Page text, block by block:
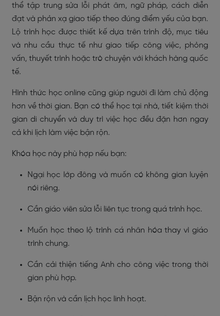
thể tập trung sửa lỗi phát âm, ngữ pháp, cách diễn
đạt và phản xạ giao tiếp theo đúng điểm yếu của bạn.
Lộ trình học được thiết kế dựa trên trình độ, mục tiêu
và nhu cầu thực tế như giao tiếp công việc, phỏng
vấn, thuyết trình hoặc trò chuyện với khách hàng quốc
tế.
Hình thức học online cũng giúp người đi làm chủ động
hơn về thời gian. Bạn có thể học tại nhà, tiết kiệm thời
gian di chuyển và duy trì việc học đều đặn hơn ngay
cả khi lịch làm việc bận rộn.
Khóa học này phù hợp nếu bạn:
Ngại học lớp đông và muốn có không gian luyện
nói riêng.
Cần giáo viên sửa lỗi liên tục trong quá trình học.
Muốn học theo lộ trình cá nhân hóa thay vì giáo
trình chung.
Cần cải thiện tiếng Anh cho công việc trong thời
gian phù hợp.
Bận rộn và cần lịch học linh hoạt.